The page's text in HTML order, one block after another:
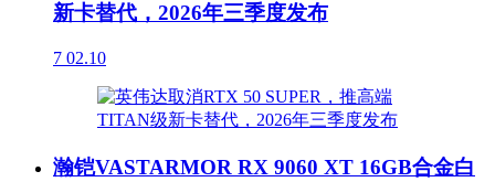
新卡替代，2026年三季度发布
7 02.10
瀚铠VASTARMOR RX 9060 XT 16GB合金白